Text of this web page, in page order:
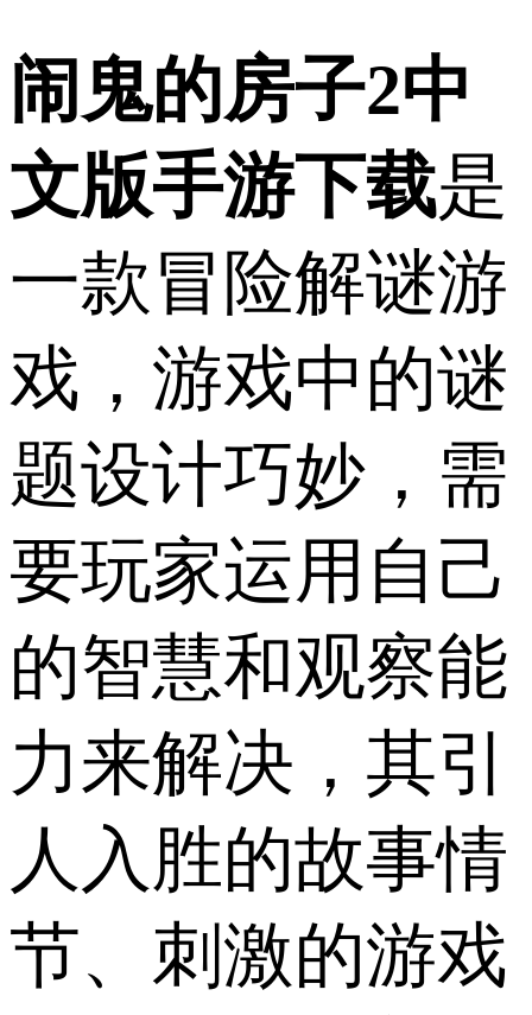
闹鬼的房子2中
文版手游下载是
一款冒险解谜游
戏，游戏中的谜
题设计巧妙，需
要玩家运用自己
的智慧和观察能
力来解决，其引
人入胜的故事情
节、刺激的游戏